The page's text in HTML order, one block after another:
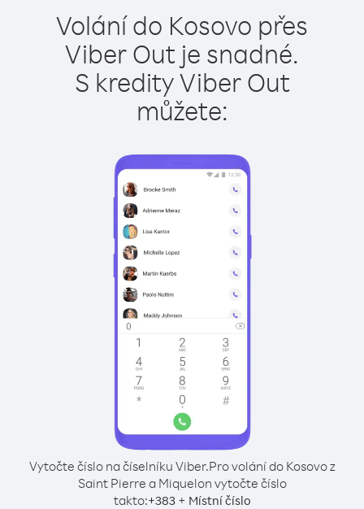
Volání do Kosovo přes
Viber Out je snadné.
S kredity Viber Out
můžete:
Vytočte číslo na číselníku Viber.Pro volání do Kosovo z
Saint Pierre a Miquelon vytočte číslo
takto:+383+ Místní číslo